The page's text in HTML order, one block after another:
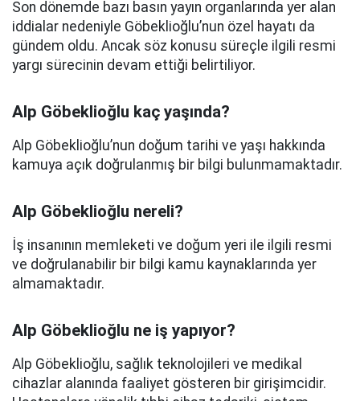
Son dönemde bazı basın yayın organlarında yer alan
iddialar nedeniyle Göbeklioğlu’nun özel hayatı da
gündem oldu. Ancak söz konusu süreçle ilgili resmi
yargı sürecinin devam ettiği belirtiliyor.
Alp Göbeklioğlu kaç yaşında?
Alp Göbeklioğlu’nun doğum tarihi ve yaşı hakkında
kamuya açık doğrulanmış bir bilgi bulunmamaktadır.
Alp Göbeklioğlu nereli?
İş insanının memleketi ve doğum yeri ile ilgili resmi
ve doğrulanabilir bir bilgi kamu kaynaklarında yer
almamaktadır.
Alp Göbeklioğlu ne iş yapıyor?
Alp Göbeklioğlu, sağlık teknolojileri ve medikal
cihazlar alanında faaliyet gösteren bir girişimcidir.